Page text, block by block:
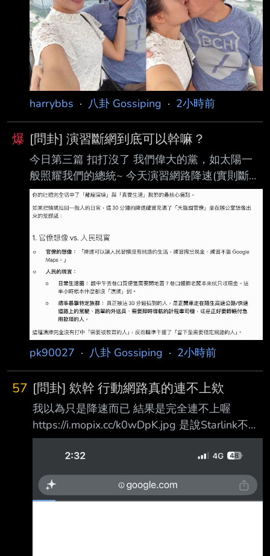
harrybbs · 八卦 Gossiping · 2小時前
爆 [問卦] 演習斷網到底可以幹嘛？
今日第三篇 扣打沒了 我們偉大的黨，如太陽一
般照耀我們的總統~ 今天演習網路降速(實則斷
網) 演習的用意，是讓人民在災害發生時能有對
應的措施 防空警報就是如此(模擬遭受空襲要如
吧？！ 在遭受斷網時，難道人民可以自己想辦法
修復網路or避開斷網嗎？ 所以斷網演習到底來幹
嘛的？ 除了造成人民不便&販賣芒果乾外，還有
其他的作用嗎？ -- 演習停電我覺得有用啦，還可
以準備備用電源 但斷網總不可能隨身攜帶備用網
pk90027 · 八卦 Gossiping · 2小時前
57 [問卦] 欸幹 行動網路真的連不上欸
我以為只是降速而已 結果是完全連不上喔
https://i.mopix.cc/k0wDpK.jpg 是說Starlink不是
在跟台灣業者談合作了嗎 什麼時候能用星鏈啊
有沒有八卦 --